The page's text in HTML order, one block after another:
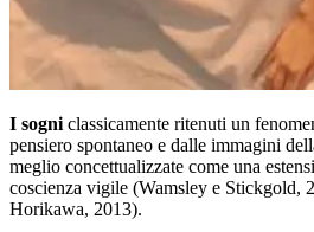
I sogni classicamente ritenuti un
pensiero spontaneo e dalle immagini
meglio concettualizzate come una
coscienza vigile (Wamsley e Stickgold,
Horikawa, 2013).